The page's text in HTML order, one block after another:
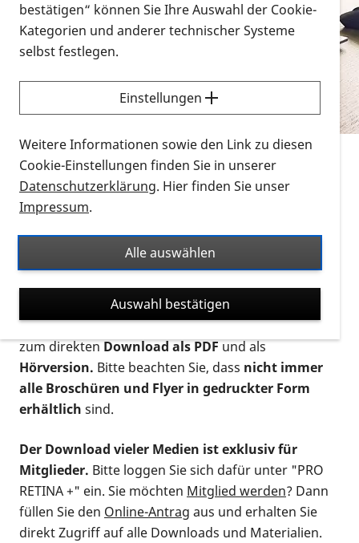
Alle Infomaterialien in verschiedenen
Formaten an einem Ort
Sie möchten wissen, wie Sie nach Infonmaterial
suchen und dieses bestellen bzw. herunterladen
können? Schauen Sie sich dieErklärvideos zum
Thema Infomaterial auf der PRO RETINA-Website
für blinde und sehbehinderte Menschen an.
Auf dieser Seite finden Sie sämtliches Infomaterial
Ort. Nutzen Sie den Formatfilter, um ausschließlich
nach Flyern und Broschüren, Audios oder Videos zu
suchen. Die meisten Flyer und Broschüren werden in
verschiedenen Formaten angeboten: zur
postalischen Bestellung als gedruckte Variante
zum direktenDownload als PDFund als
Hörversion. Bitte beachten Sie, dass nicht immer
alle Broschüren und Flyer in gedruckter Form
erhältlich sind.
Der Download vieler Medien ist exklusiv für
Mitglieder. Bitte loggen Sie sich dafür unter "PRO
RETINA +" ein. Sie möchten Mitglied werden? Dann
füllen Sie den Online-Antrag aus und erhalten Sie
direkt Zugriff auf alle Downloads und Materialien.
bestätigen“ können Sie Ihre Auswahl der Cookie-
Kategorien und anderer technischer Systeme
selbst festlegen.
Einstellungen
Weitere Informationen sowie den Link zu diesen
Cookie-Einstellungen finden Sie in unserer
Datenschutzerklärung. Hier finden Sie unser
Impressum.
Alle auswählen
Auswahl bestätigen